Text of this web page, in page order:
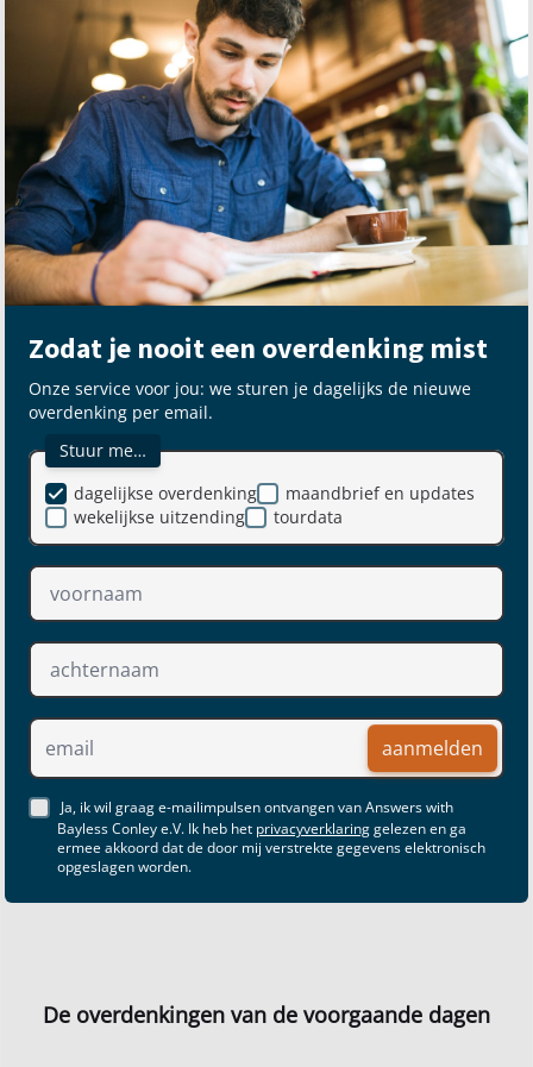
Zodat je nooit een overdenking mist
Onze service voor jou: we sturen je dagelijks de nieuwe
overdenking per email.
Stuur me…
maandbrief en updates
dagelijkse overdenking
wekelijkse uitzending
tourdata
aanmelden
Ja, ik wil graag e-mailimpulsen ontvangen van Answers with
Bayless Conley e.V. Ik heb het privacyverklaringgelezen en ga
ermee akkoord dat de door mij verstrekte gegevens elektronisch
opgeslagen worden.
De overdenkingen van de voorgaande dagen